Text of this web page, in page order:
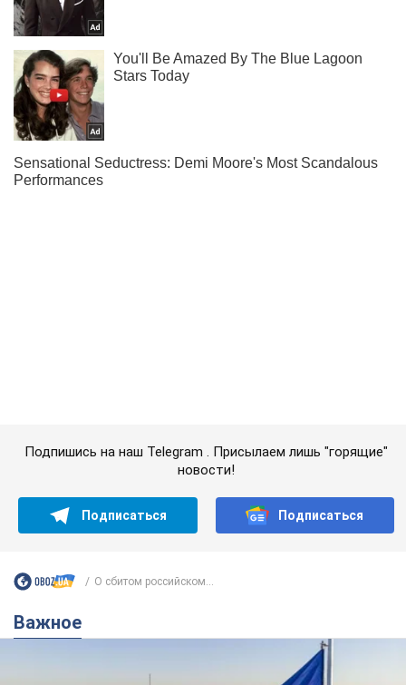
Какой была оригинальная версия гимна
Украины и почему ее боялась Российская
империя: об этом не рассказывают в школе